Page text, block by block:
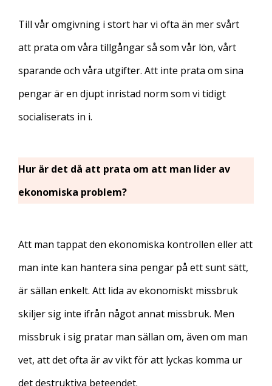
Till vår omgivning i stort har vi ofta än mer svårt
att prata om våra tillgångar så som vår lön, vårt
sparande och våra utgifter. Att inte prata om sina
pengar är en djupt inristad norm som vi tidigt
socialiserats in i.
Hur är det då att prata om att man lider av
ekonomiska problem?
Att man tappat den ekonomiska kontrollen eller att
man inte kan hantera sina pengar på ett sunt sätt,
är sällan enkelt. Att lida av ekonomiskt missbruk
skiljer sig inte ifrån något annat missbruk. Men
missbruk i sig pratar man sällan om, även om man
vet, att det ofta är av vikt för att lyckas komma ur
det destruktiva beteendet.